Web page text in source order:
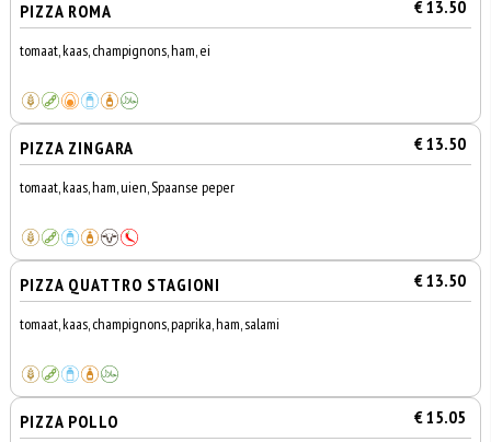
PIZZA ROMA € 13.50
tomaat, kaas, champignons, ham, ei
PIZZA ZINGARA € 13.50
tomaat, kaas, ham, uien, Spaanse peper
PIZZA QUATTRO STAGIONI € 13.50
tomaat, kaas, champignons, paprika, ham, salami
PIZZA POLLO € 15.05